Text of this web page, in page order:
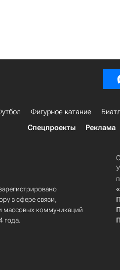
Фигурное катание
Спецпроекты
Реклама
в сфере связи,
массовых коммуникаций
года.